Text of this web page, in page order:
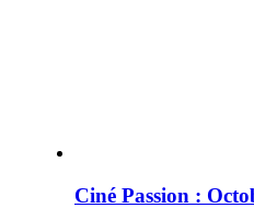
Ciné Passion :